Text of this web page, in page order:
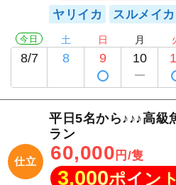
ヤリイカ スルメイカ
今日
8/7
土
8
日
9
月
10
仕立
平日5名から♪♪♪高級
ラン
60,000 円/隻
3,000ポイン